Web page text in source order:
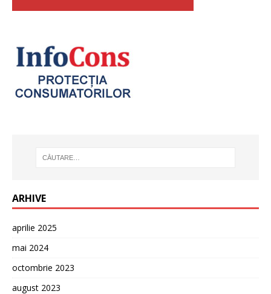
ARHIVE
aprilie 2025
mai 2024
octombrie 2023
august 2023